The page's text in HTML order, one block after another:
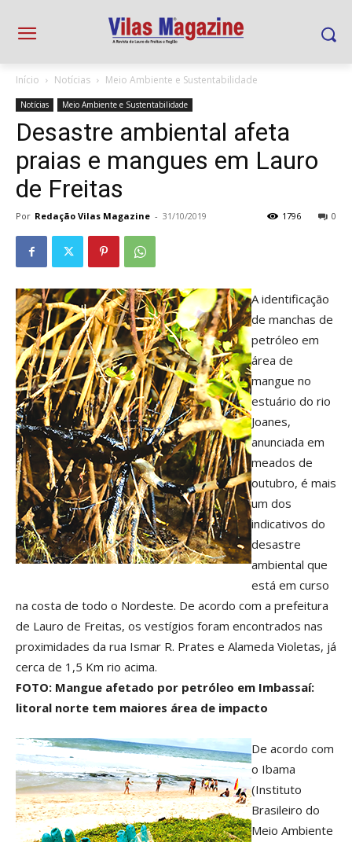
Início Notícias Meio Ambiente e Sustentabilidade
Notícias Meio Ambiente e Sustentabilidade
Desastre ambiental afeta
praias e mangues em Lauro
de Freitas
Por Redação Vilas Magazine - 31/10/2019 0
1796
A identificação
de manchas de
petróleo em
área de
mangue no
estuário do rio
Joanes,
anunciada em
meados de
outubro, é mais
um dos
indicativos do
desastre
ambiental que
está em curso
na costa de todo o Nordeste. De acordo com a prefeitura
de Lauro de Freitas, os vestígios foram encontrados nas
proximidades da rua Ismar R. Prates e Alameda Violetas, já
cerca de 1,5 Km rio acima.
FOTO: Mangue afetado por petróleo em Imbassaí:
litoral norte tem maiores área de impacto
De acordo com
o Ibama
(Instituto
Brasileiro do
Meio Ambiente